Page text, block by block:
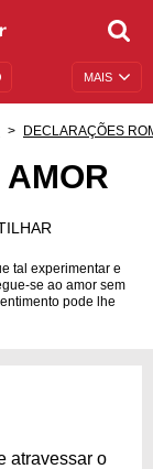
MAIS
DECLARAÇÕES
AMOR
tal experimentar e
se ao amor sem
pode lhe
atravessar o